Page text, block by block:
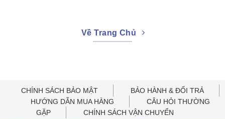
Về Trang Chủ
CHÍNH SÁCH BẢO MẬT
BẢO HÀNH & ĐỔI TRẢ
HƯỚNG DẪN MUA HÀNG
CÂU HỎI THƯỜNG
GẶP
CHÍNH SÁCH VẬN CHUYỂN